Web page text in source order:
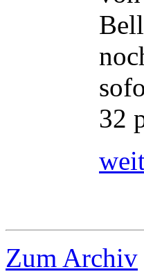
32
Zum Archiv